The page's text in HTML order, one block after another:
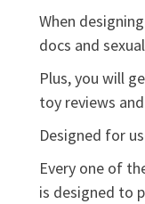
When
docs and sexual
Plus, you will
toy reviews and
Designed for
Every one of
is designed to